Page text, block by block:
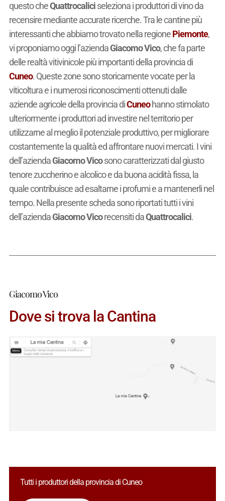
questo cheQuattrocaliciseleziona i produttori di vino da
recensire mediante accurate ricerche. Tra le cantine più
interessanti che abbiamo trovato nella regionePiemonte,
vi proponiamo oggi l’aziendaGiacomo Vico, che fa parte
delle realtà vitivinicole più importanti della provincia di
Cuneo. Queste zone sono storicamente vocate per la
viticoltura e i numerosi riconoscimenti ottenuti dalle
aziende agricole della provincia diCuneohanno stimolato
ulteriormente i produttori ad investire nel territorio per
utilizzarne al meglio il potenziale produttivo, per migliorare
costantemente la qualità ed affrontare nuovi mercati. I vini
dell’aziendaGiacomo Vicosono caratterizzati dal giusto
tenore zuccherino e alcolico e da buona acidità fissa, la
quale contribuisce ad esaltarne i profumi e a mantenerli nel
tempo. Nella presente scheda sono riportati tutti i vini
dell’aziendaGiacomo Vicorecensiti daQuattrocalici.
Giacomo Vico
Dove si trova la Cantina
Tutti i produttori della provincia di Cuneo